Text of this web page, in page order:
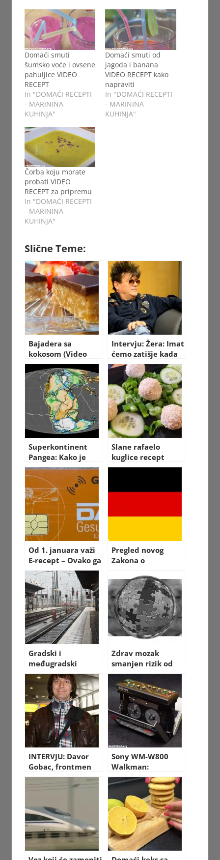
Domaći smuti
šumsko voće i ovsene
pahuljice VIDEO
RECEPT
In "DOMAĆI RECEPTI
- MARININA
KUHINJA"
Domaći smuti od
jagoda i banana
VIDEO RECEPT kako
napraviti
In "DOMAĆI RECEPTI
- MARININA
KUHINJA"
Čorba koju morate
probati VIDEO
RECEPT za pripremu
In "DOMAĆI RECEPTI
- MARININA
KUHINJA"
Slične Teme:
Bajadera sa
kokosom (Video
recept)
Intervju: Žera: Imat
ćemo zatišje kada
umremo
Superkontinent
Pangea: Kako je
izgledao svijet
nekada
Slane rafaelo
kuglice recept
Od 1. januara važi
E-recept – Ovako ga
možete podići u
apoteci
Pregled novog
Zakona o
kvalifikovane
radne snage u
Nemačkoj
Gradski i
međugradski
prevoz u Nemačkoj
za 49€ mesečno
Zdrav mozak
smanjen rizik od
Alzheimerove – 12
saveta
INTERVJU: Davor
Gobac, frontmen
“Psihomodo popa”
Sony WM-W800
Walkman:
Revolucionarni
Dvostruki
Kasetofon iz 1985.
godine